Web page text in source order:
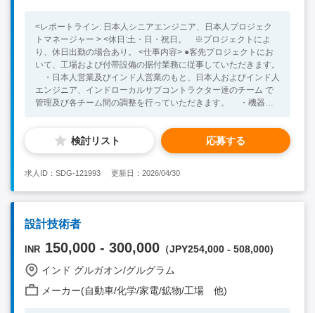
<レポートライン: 日本人シニアエンジニア、日本人プロジェク
トマネージャー > <休日:土・日・祝日。 ※プロジェクトによ
り、休日出勤の場合あり。 <仕事内容> ●客先プロジェクトにお
いて、工場および付帯設備の据付業務に従事していただきます。
・日本人営業及びインド人営業のもと、日本人およびインド人
エンジニア、インドローカルサブコントラクター達のチーム で
管理及び各チーム間の調整を行っていただきます。 ・機器の
須の経験・スキル > ・建築関係有資格者（２級以上） ・建
屋レイアウト図面、機器外形図面、配管図面等の読解 <あれば尚
望ましい経験・スキル> ・建築施工管理経験 ・機器器具設
境下(文化、食べ物、インド人特有の慣習等)に順応できる適応力
・コミュニケーション能力 （ビジネス英語）
検討リスト 応募する
求人ID：SDG-121993 更新日：2026/04/30
設計技術者
INR 150,000 - 300,000 （JPY254,000 - 508,000)
インド グルガオン/グルグラム
メーカー(自動車/化学/家電/鉱物/工場 他)